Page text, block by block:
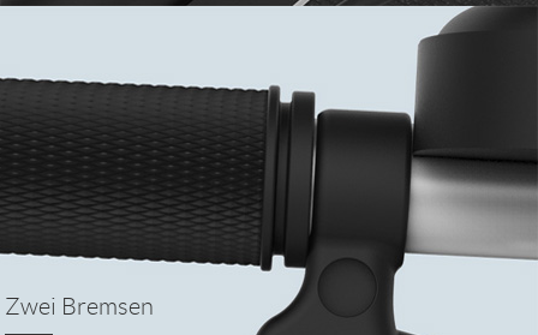
Zwei Bremsen